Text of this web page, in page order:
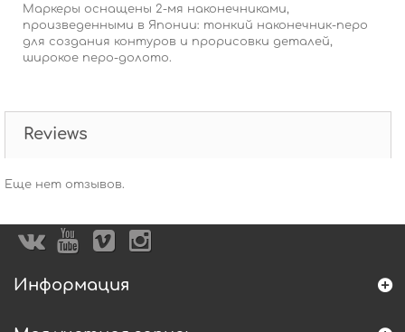
Маркеры оснащены 2-мя наконечниками,
произведенными в Японии: тонкий наконечник-перо
для создания контуров и прорисовки деталей,
широкое перо-долото.
Reviews
Еще нет отзывов.
Информация